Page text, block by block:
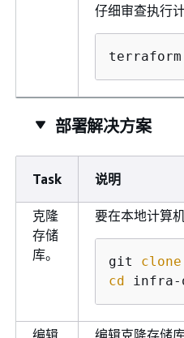
仔细审查执行
部署解决方案
Task 说明
克隆
存储
库。
要在本地计算
git clone
cd infra-
编辑 编辑克隆存储